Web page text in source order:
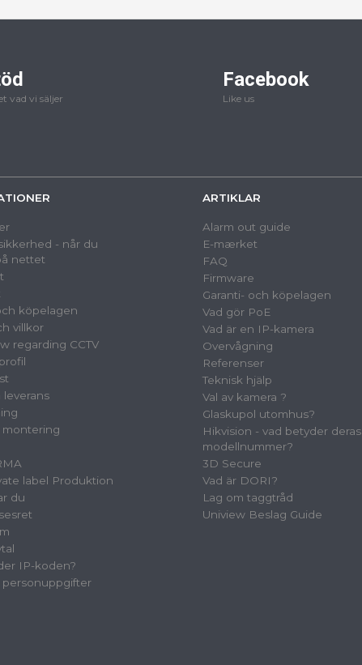
vad vi säljer
Facebook
Like us
- når du
nettet
köpelagen
villkor
regarding CCTV
leverans
montering
label Produktion
du
IP-koden?
personuppgifter
ARTIKLAR
Alarm out guide
E-mærket
FAQ
Firmware
Garanti- och köpelagen
Vad gör PoE
Vad är en IP-kamera
Overvågning
Referenser
Teknisk hjälp
Val av kamera ?
Glaskupol utomhus?
Hikvision - vad betyder deras
modellnummer?
3D Secure
Vad är DORI?
Lag om taggtråd
Uniview Beslag Guide